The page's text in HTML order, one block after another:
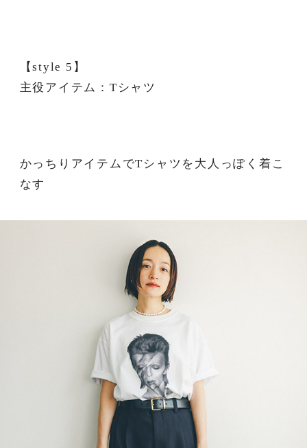
【style 5】
主役アイテム：Tシャツ
かっちりアイテムでTシャツを大人っぽく着こ
なす